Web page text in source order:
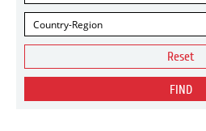
Country-Region
Reset
FIND